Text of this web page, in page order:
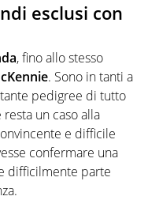
esclusi con
, fino allo stesso
. Sono in tanti a
pedigree di tutto
un caso alla
e difficile
confermare una
difficilmente parte